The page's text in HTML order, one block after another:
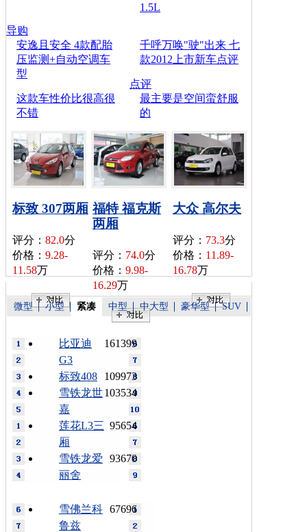
1.5L
导购
安逸且安全 4款配胎
压监测+自动空调车
型
千呼万唤"驶"出来 七
款2012上市新车点评
点评
这款车性价比很高很
不错
最主要是空间蛮舒服
的
标致 307两厢
评分： 82.0分
价格： 9.28-
11.58万
福特 福克斯
两厢
评分： 74.0分
价格： 9.98-
16.29万
大众 高尔夫
评分： 73.3分
价格： 11.89-
16.78万
微型 小型 紧凑 中型 中大型 豪华型 SUV
161399
比亚迪
G3
109973
标致408
103534
雪铁龙世
嘉
95654
莲花L3三
厢
93670
雪铁龙爱
丽舍
67696
雪佛兰科
鲁兹